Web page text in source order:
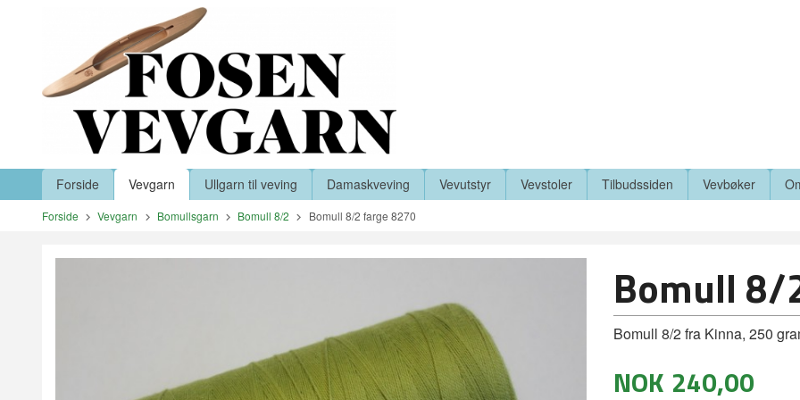
Produkter
Forside Vevgarn Ullgarn til veving Damaskveving Vevutstyr Vevstoler Tilbudssiden Vevbøker
Forside Vevgarn Bomullsgarn Bomull 8/2 Bomull 8/2 farge 8270
Bomull 8/
Bomull 8/2 fra Kinna, 250
NOK 240,00